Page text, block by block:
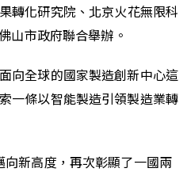
轉化研究院、北京火花無限科
山市政府聯合舉辦。
向全球的國家製造創新中心這
一條以智能製造引領製造業轉
新高度，再次彰顯了一國兩